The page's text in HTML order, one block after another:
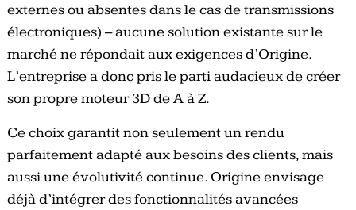
externes ou absentes dans le cas de transmissions
électroniques) – aucune solution existante sur le
marché ne répondait aux exigences d’Origine.
L’entreprise a donc pris le parti audacieux de créer
son propre moteur 3D de A à Z.
Ce choix garantit non seulement un rendu
parfaitement adapté aux besoins des clients, mais
aussi une évolutivité continue. Origine envisage
déjà d’intégrer des fonctionnalités avancées